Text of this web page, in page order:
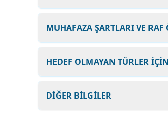
MUHAFAZA ŞARTLARI VE RAF
HEDEF OLMAYAN TÜRLER
DİĞER BİLGİLER